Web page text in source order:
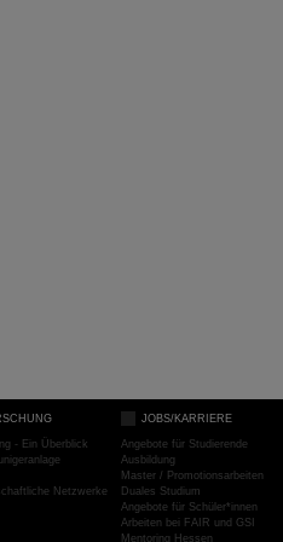
- Ein Überblick
Netzwerke
JOBS/KARRIERE
Angebote für Studierende
Ausbildung
Master / Promotionsarbeiten
Duales Studium
Angebote für Schüler*innen
Arbeiten bei FAIR und GSI
Mentoring Hessen